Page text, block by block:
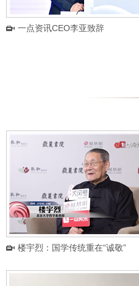
一点资讯CEO李亚致辞
楼宇烈：国学传统重在“诚敬”